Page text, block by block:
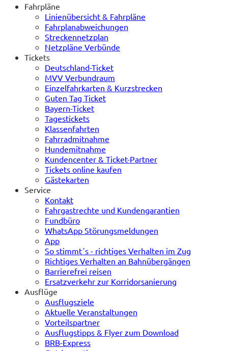
Fahrpläne
Linienübersicht & Fahrpläne
Fahrplanabweichungen
Streckennetzplan
Netzpläne Verbünde
Tickets
Deutschland-Ticket
MVV Verbundraum
Einzelfahrkarten & Kurzstrecken
Guten Tag Ticket
Bayern-Ticket
Tagestickets
Klassenfahrten
Fahrradmitnahme
Hundemitnahme
Kundencenter & Ticket-Partner
Tickets online kaufen
Gästekarten
Service
Kontakt
Fahrgastrechte und Kundengarantien
Fundbüro
WhatsApp Störungsmeldungen
App
So stimmt´s - richtiges Verhalten im Zug
Richtiges Verhalten an Bahnübergängen
Barrierefrei reisen
Ersatzverkehr zur Korridorsanierung
Ausflüge
Ausflugsziele
Aktuelle Veranstaltungen
Vorteilspartner
Ausflugstipps & Flyer zum Download
BRB-Express